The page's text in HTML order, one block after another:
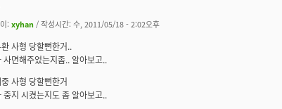
: xyhan / 작성시간: 수, 2011/05/18 - 2:02오후
사형 당할뻔한거..
사면해주었는지좀.. 알아보고..
사형 당할뻔한거
중지 시켰는지도 좀 알아보고..